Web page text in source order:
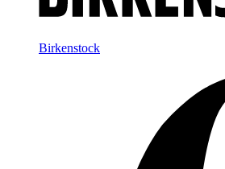
Birkenstock